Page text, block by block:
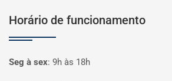
Horário de funcionamento
Seg à sex: 9h às 18h